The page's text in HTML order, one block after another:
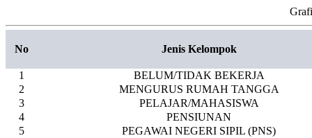
No Jenis Kelompok
1
BELUM/TIDAK BEKERJA
2
MENGURUS RUMAH TANGGA
3
PELAJAR/MAHASISWA
4
PENSIUNAN
5
PEGAWAI NEGERI SIPIL (PNS)